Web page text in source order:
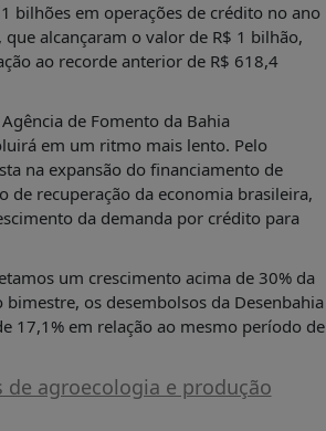
bilhões em operações de crédito no ano
alcançaram o valor de R$ 1 bilhão,
ao recorde anterior de R$ 618,4
de Fomento da Bahia
em um ritmo mais lento. Pelo
na expansão do financiamento de
de recuperação da economia brasileira,
da demanda por crédito para
um crescimento acima de 30% da
os desembolsos da Desenbahia
17,1% em relação ao mesmo período de
de agroecologia e produção